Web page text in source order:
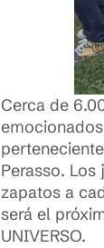
Cerca de
Perasso.
zapatos a
será el
UNIVERSO.